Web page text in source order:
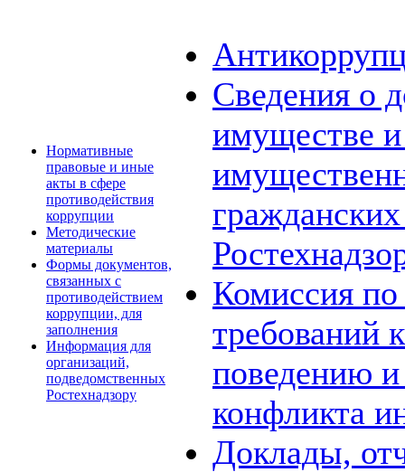
Нормативные
правовые и иные
акты в сфере
противодействия
коррупции
Методические
материалы
Формы документов,
связанных с
противодействием
коррупции, для
заполнения
Информация для
организаций,
подведомственных
Ростехнадзору
Сведения о
имуществе и
Комиссия
требований
поведению
конфликта
Доклады,